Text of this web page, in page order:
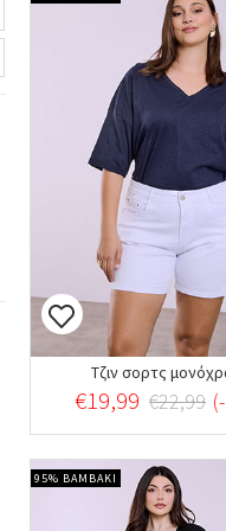
Τζιν σορτς
€19,99 €22,99
95% ΒΑΜΒΑΚΙ